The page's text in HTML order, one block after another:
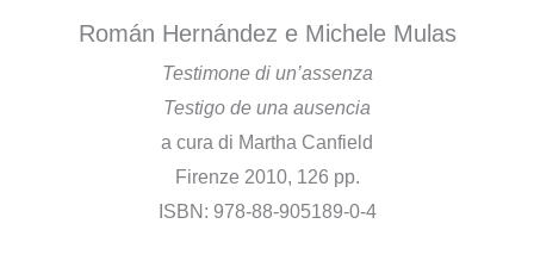
Román Hernández e Michele Mulas
Testimone di un’assenza
Testigo de una ausencia
a cura di Martha Canfield
Firenze 2010, 126 pp.
ISBN: 978-88-905189-0-4